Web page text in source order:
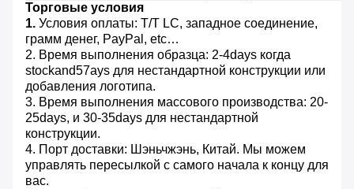
Торговые условия
1. Условия оплаты: T/T LC, западное соединение,
грамм денег, PayPal, etc…
2. Время выполнения образца: 2-4days когда
stockand57ays для нестандартной конструкции или
добавления логотипа.
3. Время выполнения массового производства: 20-
25days, и 30-35days для нестандартной
конструкции.
4. Порт доставки: Шэньчжэнь, Китай. Мы можем
управлять пересылкой с самого начала к концу для
вас.